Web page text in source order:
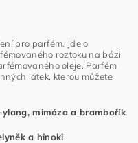
pro parfém. Jde o
roztoku na bázi
oleje. Parfém
látek, kterou můžete
mimóza a brambořík.
a hinoki